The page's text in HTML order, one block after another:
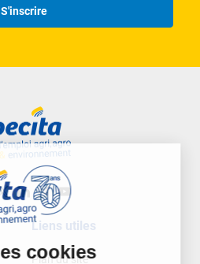
S'inscrire
Liens utiles
Plan du site